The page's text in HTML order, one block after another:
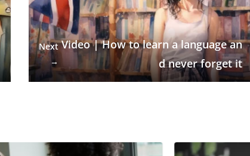
Next
→
Video | How to learn a language an
d never forget it